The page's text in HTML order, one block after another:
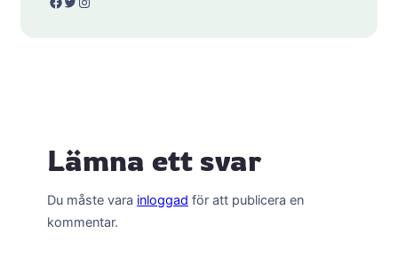
Lämna ett svar
Du måste vara inloggad för att publicera en
kommentar.